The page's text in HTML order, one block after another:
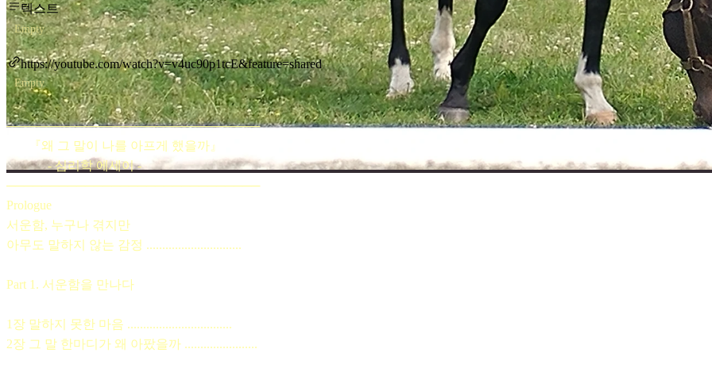
텍스트
Empty
https://youtube.com/watch?v=v4uc90p1tcE&feature=shared
Empty
─────────────────────────────
『왜 그 말이 나를 아프게 했을까』
- 심리학 에세이 -
─────────────────────────────
Prologue
서운함, 누구나 겪지만
아무도 말하지 않는 감정 ..............................
Part 1. 서운함을 만나다
1장 말하지 못한 마음 .................................
2장 그 말 한마디가 왜 아팠을까 .......................